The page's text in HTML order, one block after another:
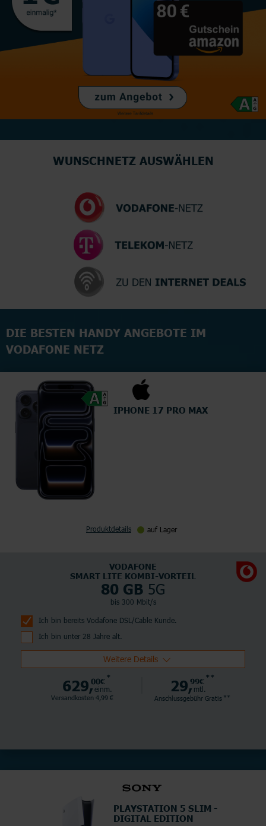
WUNSCHNETZ AUSWÄHLEN
DIE BESTEN HANDY ANGEBOTE IM
VODAFONE NETZ
IPHONE 17 PRO MAX
Produktdetails auf Lager
VODAFONE
SMART LITE KOMBI-VORTEIL
80 GB 5G
bis 300 Mbit/s
Ich bin bereits Vodafone DSL/Cable Kunde.
Ich bin unter 28 Jahre alt.
Weitere Details
629,00€ *
einm.
Versandkosten 4,99 €
29,99€ **
mtl.
Anschlussgebühr Gratis **
PLAYSTATION 5 SLIM -
DIGITAL EDITION